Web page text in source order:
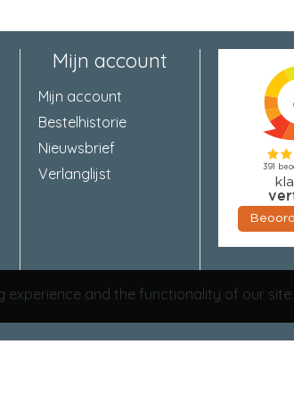
Mijn account
Mijn account
Bestelhistorie
Nieuwsbrief
Verlanglijst
experience and the functionality of our site.